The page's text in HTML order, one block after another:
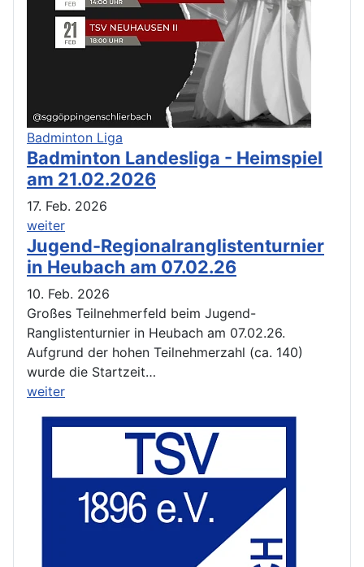
Badminton Liga
Badminton Landesliga - Heimspiel
am 21.02.2026
17. Feb. 2026
weiter
Jugend-Regionalranglistenturnier
in Heubach am 07.02.26
10. Feb. 2026
Großes Teilnehmerfeld beim Jugend-
Ranglistenturnier in Heubach am 07.02.26.
Aufgrund der hohen Teilnehmerzahl (ca. 140)
wurde die Startzeit…
weiter